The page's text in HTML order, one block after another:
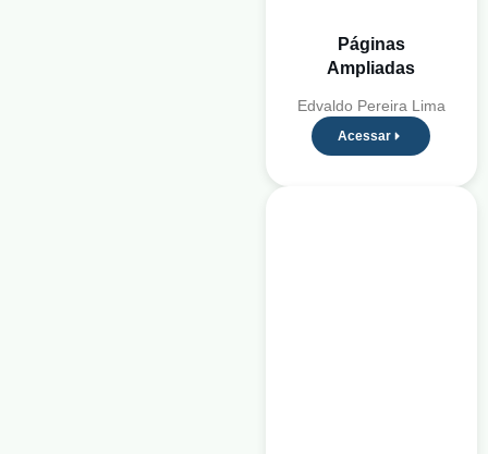
Páginas
Ampliadas
Edvaldo Pereira Lima
Acessar